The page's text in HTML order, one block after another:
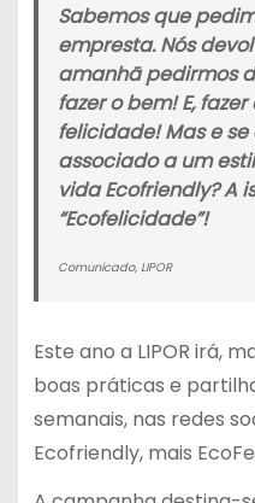
Sabemos que
empresta. Nós
amanhã pedirmos
fazer o bem! E,
felicidade! Mas e
associado a um
vidaEcofriendly? A
“Ecofelicidade”!
Comunicado, LIPOR
Este ano a LIPOR irá,
boas práticas e
semanais, nas redes
Ecofriendly, mais